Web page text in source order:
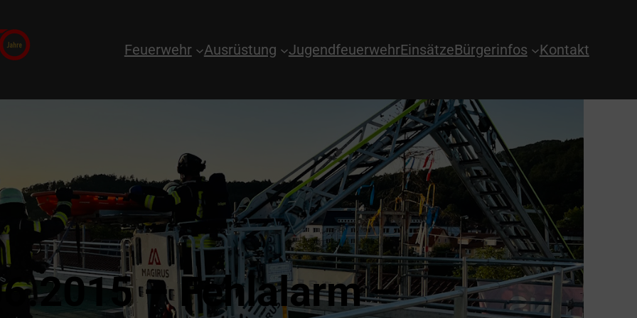
Feuerwehr Ausrüstung JugendfeuerwehrEinsätzeBürgerinfos Kontakt
– Fehlalarm –